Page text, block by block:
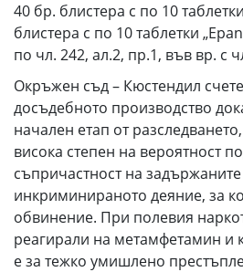
40 бр. блистера с по 10
блистера с по 10 таблетки
по чл. 242, ал.2, пр.1, във вр. с
Окръжен съд – Кюстендил
досъдебното производство
начален етап от
висока степен на вероятност
съпричастност на
инкриминираното деяние, за
обвинение. При полевия
реагирали на метамфетамин и
е за тежко умишлено